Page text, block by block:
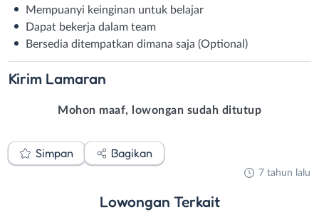
Mempuanyi keinginan untuk belajar
Dapat bekerja dalam team
Bersedia ditempatkan dimana saja (Optional)
Kirim Lamaran
Mohon maaf, lowongan sudah ditutup
Simpan Bagikan
7 tahun lalu
Lowongan Terkait